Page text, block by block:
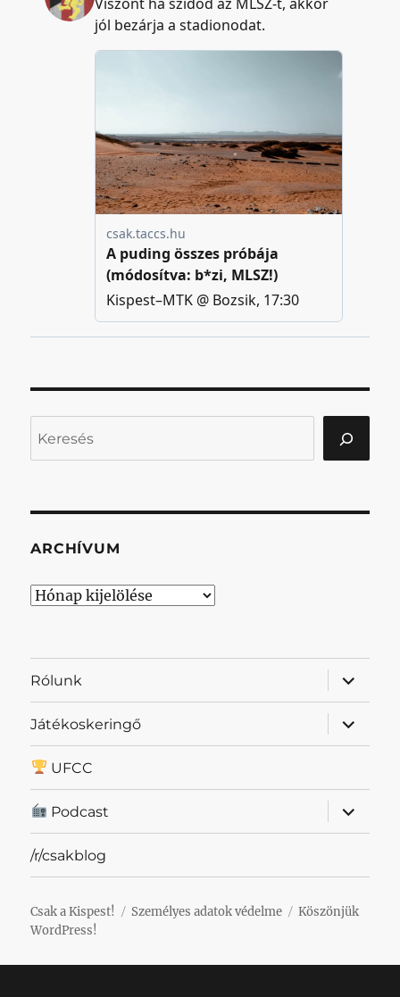
ARCHÍVUM
Archívum
Rólunk
almenü
Játékoskeringő
almenü
UFCC
Podcast
almenü
/r/csakblog
Csak a Kispest! Személyes adatok védelme
Köszönjük
WordPress!